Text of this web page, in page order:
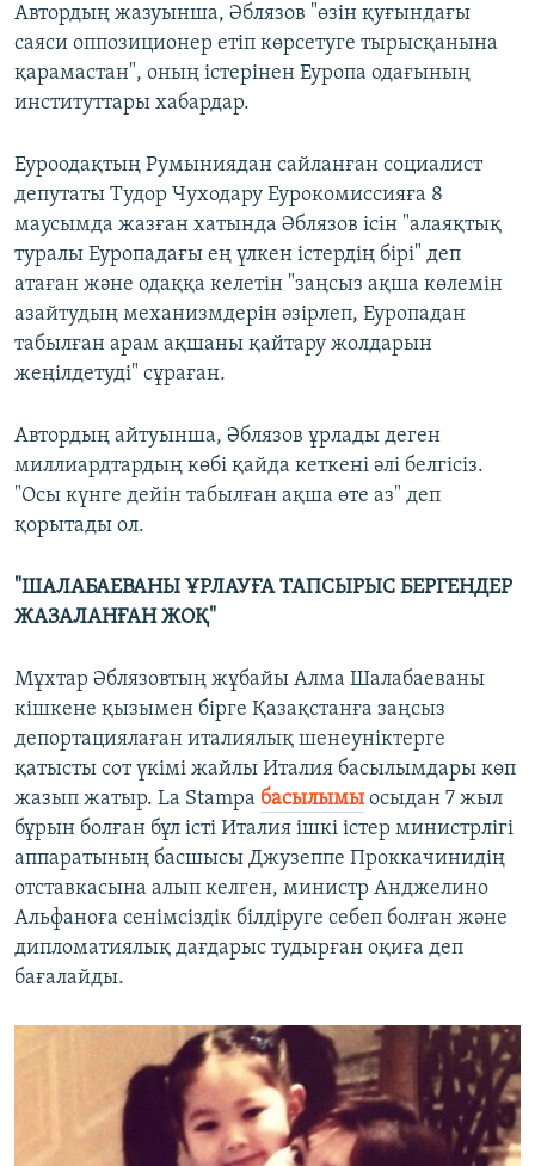
Автордың жазуынша, Әблязов "өзін қуғындағы
саяси оппозиционер етіп көрсетуге тырысқанына
қарамастан", оның істерінен Еуропа одағының
институттары хабардар.
Еуроодақтың Румыниядан сайланған социалист
депутаты Тудор Чуходару Еурокомиссияға 8
маусымда жазған хатында Әблязов ісін "алаяқтық
туралы Еуропадағы ең үлкен істердің бірі" деп
атаған және одаққа келетін "заңсыз ақша көлемін
азайтудың механизмдерін әзірлеп, Еуропадан
табылған арам ақшаны қайтару жолдарын
жеңілдетуді" сұраған.
Автордың айтуынша, Әблязов ұрлады деген
миллиардтардың көбі қайда кеткені әлі белгісіз.
"Осы күнге дейін табылған ақша өте аз" деп
қорытады ол.
"ШАЛАБАЕВАНЫ ҰРЛАУҒА ТАПСЫРЫС БЕРГЕНДЕР
ЖАЗАЛАНҒАН ЖОҚ"
Мұхтар Әблязовтың жұбайы Алма Шалабаеваны
кішкене қызымен бірге Қазақстанға заңсыз
депортациялаған италиялық шенеуніктерге
қатысты сот үкімі жайлы Италия басылымдары көп
жазып жатыр. La Stampa басылымы осыдан 7 жыл
бұрын болған бұл істі Италия ішкі істер министрлігі
аппаратының басшысы Джузеппе Проккачинидің
отставкасына алып келген, министр Анджелино
Альфаноға сенімсіздік білдіруге себеп болған және
дипломатиялық дағдарыс тудырған оқиға деп
бағалайды.